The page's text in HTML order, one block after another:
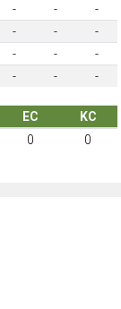
- -
-
- -
-
- -
-
- - -
EC
KC
0 0